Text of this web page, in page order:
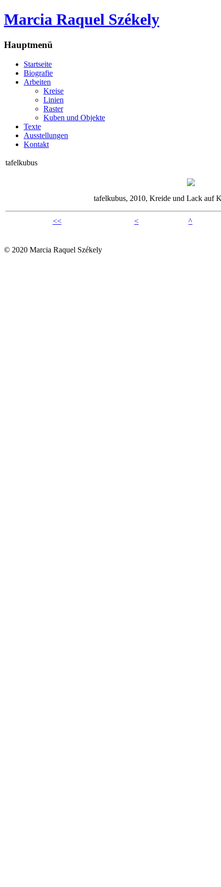
Marcia Raquel Székely
Hauptmenü
Startseite
Biografie
Arbeiten
Kreise
Linien
Raster
Kuben und Objekte
Texte
Ausstellungen
Kontakt
tafelkubus
tafelkubus, 2010, Kreide und Lack auf
<< < ^
© 2020 Marcia Raquel Székely